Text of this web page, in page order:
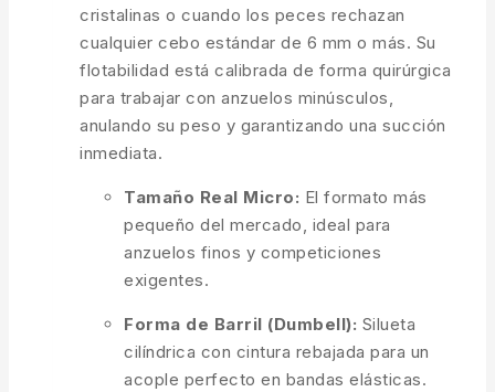
cristalinas o cuando los peces rechazan
cualquier cebo estándar de 6 mm o más. Su
flotabilidad está calibrada de forma quirúrgica
para trabajar con anzuelos minúsculos,
anulando su peso y garantizando una succión
inmediata.
Tamaño Real Micro: El formato más
pequeño del mercado, ideal para
anzuelos finos y competiciones
exigentes.
Forma de Barril (Dumbell): Silueta
cilíndrica con cintura rebajada para un
acople perfecto en bandas elásticas.